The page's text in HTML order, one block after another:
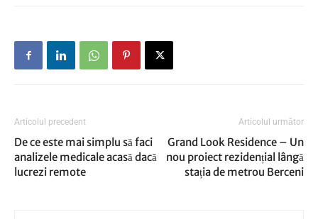
Articolul precedent
De ce este mai simplu să faci
analizele medicale acasă dacă
lucrezi remote
Articolul următor
Grand Look Residence – Un
nou proiect rezidențial lângă
stația de metrou Berceni